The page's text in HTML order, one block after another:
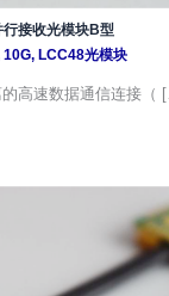
接收光模块B型
10G, LCC48光模块
高速数据通信连接（